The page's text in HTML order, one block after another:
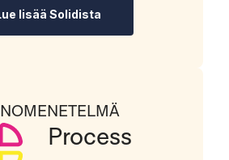
lisää Solidista
Process